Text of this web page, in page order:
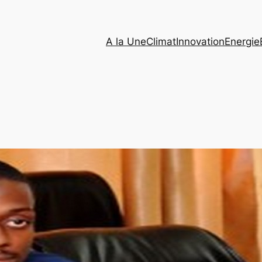
A la UneClimatInnovationEnergie